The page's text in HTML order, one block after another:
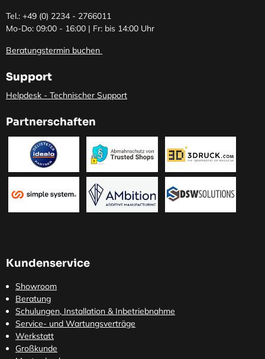
Tel.: +49 (0) 2234 - 2766011
Mo-Do: 09:00 - 16:00 | Fr: bis 14:00 Uhr
Beratungstermin buchen
Support
Helpdesk - Technischer Support
Partnerschaften
Kundenservice
Showroom
Beratung
Schulungen, Installation & Inbetriebnahme
Service- und Wartungsverträge
Werkstatt
Großkunde